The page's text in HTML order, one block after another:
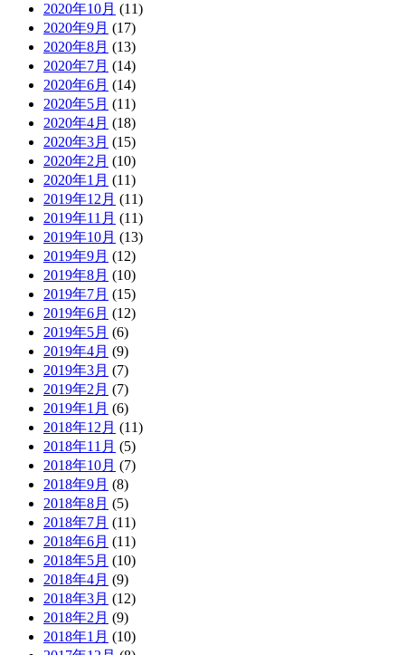
2020年10月 (11)
2020年9月 (17)
2020年8月 (13)
2020年7月 (14)
2020年6月 (14)
2020年5月 (11)
2020年4月 (18)
2020年3月 (15)
2020年2月 (10)
2020年1月 (11)
2019年12月 (11)
2019年11月 (11)
2019年10月 (13)
2019年9月 (12)
2019年8月 (10)
2019年7月 (15)
2019年6月 (12)
2019年5月 (6)
2019年4月 (9)
2019年3月 (7)
2019年2月 (7)
2019年1月 (6)
2018年12月 (11)
2018年11月 (5)
2018年10月 (7)
2018年9月 (8)
2018年8月 (5)
2018年7月 (11)
2018年6月 (11)
2018年5月 (10)
2018年4月 (9)
2018年3月 (12)
2018年2月 (9)
2018年1月 (10)